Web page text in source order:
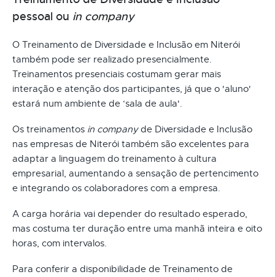
pessoal ou in company
O Treinamento de Diversidade e Inclusão em Niterói
também pode ser realizado presencialmente.
Treinamentos presenciais costumam gerar mais
interação e atenção dos participantes, já que o 'aluno'
estará num ambiente de ‘sala de aula'.
Os treinamentos in companyde Diversidade e Inclusão
nas empresas de Niterói também são excelentes para
adaptar a linguagem do treinamento à cultura
empresarial, aumentando a sensação de pertencimento
e integrando os colaboradores com a empresa.
A carga horária vai depender do resultado esperado,
mas costuma ter duração entre uma manhã inteira e oito
horas, com intervalos.
Para conferir a disponibilidade de Treinamento de